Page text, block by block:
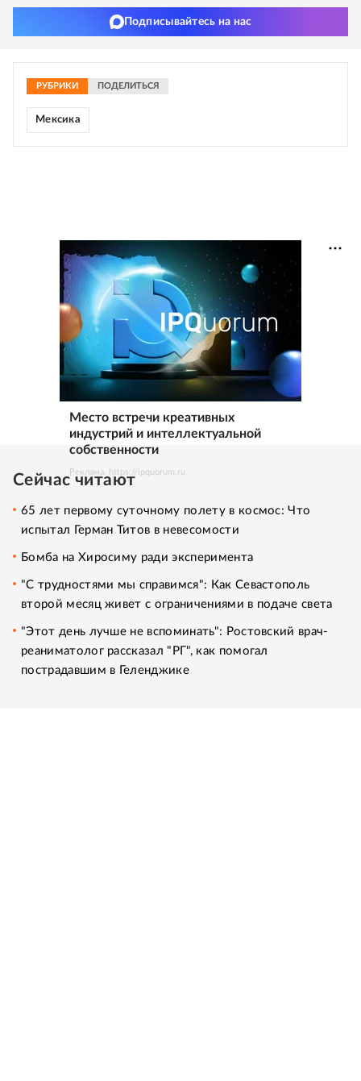
Подписывайтесь на нас
РУБРИКИ ПОДЕЛИТЬСЯ
Мексика
Место встречи креативных
индустрий и интеллектуальной
собственности
Реклама. https://ipquorum.ru
Сейчас читают
65 лет первому суточному полету в космос: Что
испытал Герман Титов в невесомости
Бомба на Хиросиму ради эксперимента
"С трудностями мы справимся": Как Севастополь
второй месяц живет с ограничениями в подаче света
"Этот день лучше не вспоминать": Ростовский врач-
реаниматолог рассказал "РГ", как помогал
пострадавшим в Геленджике